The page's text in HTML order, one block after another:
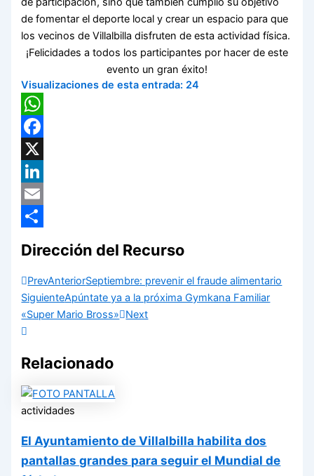
de fomentar el deporte local y crear un espacio para que
los vecinos de Villalbilla disfruten de esta actividad física.
¡Felicidades a todos los participantes por hacer de este
evento un gran éxito!
Visualizaciones de esta entrada: 24
WhatsApp
Facebook
X
LinkedIn
Email
Dirección del Recurso
PrevAnteriorSeptiembre: prevenir el fraude alimentario
SiguienteApúntate ya a la próxima Gymkana Familiar
«Super Mario Bross»
Next
Relacionado
actividades
El Ayuntamiento de Villalbilla habilita dos
pantallas grandes para seguir el Mundial de